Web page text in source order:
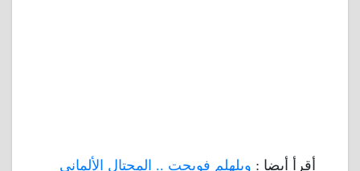
أقرأ أيضا : ويلهلم فويجت .. المحتال الألمانى